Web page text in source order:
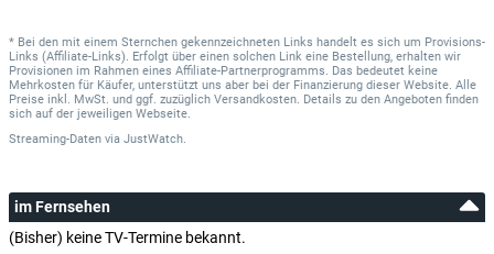
* Bei den mit einem Sternchen gekennzeichneten Links handelt es sich um Provisions-
Links (Affiliate-Links). Erfolgt über einen solchen Link eine Bestellung, erhalten wir
Provisionen im Rahmen eines Affiliate-Partnerprogramms. Das bedeutet keine
Mehrkosten für Käufer, unterstützt uns aber bei der Finanzierung dieser Website. Alle
Preise inkl. MwSt. und ggf. zuzüglich Versandkosten. Details zu den Angeboten finden
sich auf der jeweiligen Webseite.
Streaming-Daten via JustWatch.
im Fernsehen
(Bisher) keine TV-Termine bekannt.